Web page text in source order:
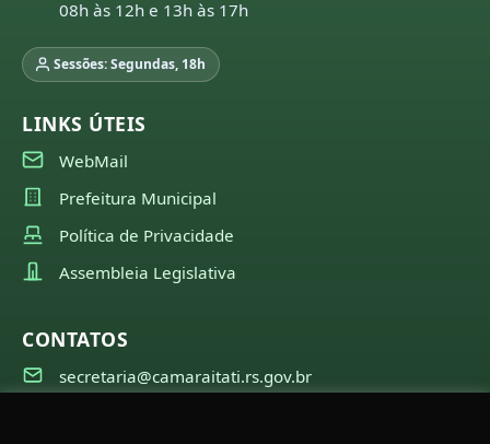
08h às 12h e 13h às 17h
Sessões: Segundas, 18h
LINKS ÚTEIS
WebMail
Prefeitura Municipal
Política de Privacidade
Assembleia Legislativa
CONTATOS
secretaria@camaraitati.rs.gov.br